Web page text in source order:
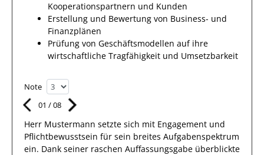
Kooperationspartnern und Kunden
Erstellung und Bewertung von Business- und
Finanzplänen
Prüfung von Geschäftsmodellen auf ihre
wirtschaftliche Tragfähigkeit und Umsetzbarkeit
Note
01 /08
Herr Mustermann setzte sich mit Engagement und
Pflichtbewusstsein für sein breites Aufgabenspektrum
ein. Dank seiner raschen Auffassungsgabe überblickte